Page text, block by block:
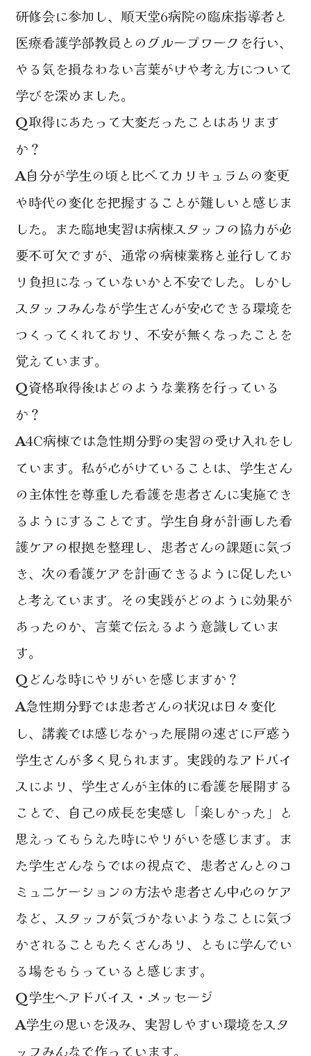
研修会に参加し、順天堂6病院の臨床指導者と
医療看護学部教員とのグループワークを行い、
やる気を損なわない言葉がけや考え方について
学びを深めました。
Q取得にあたって大変だったことはあります
か？
A自分が学生の頃と比べてカリキュラムの変更
や時代の変化を把握することが難しいと感じま
した。また臨地実習は病棟スタッフの協力が必
要不可欠ですが、通常の病棟業務と並行してお
り負担になっていないかと不安でした。しかし
スタッフみんなが学生さんが安心できる環境を
つくってくれており、不安が無くなったことを
覚えています。
Q資格取得後はどのような業務を行っている
か？
A4C病棟では急性期分野の実習の受け入れをし
ています。私が心がけていることは、学生さん
の主体性を尊重した看護を患者さんに実施でき
るようにすることです。学生自身が計画した看
護ケアの根拠を整理し、患者さんの課題に気づ
き、次の看護ケアを計画できるように促したい
と考えています。その実践がどのように効果が
あったのか、言葉で伝えるよう意識していま
す。
Q どんな時にやりがいを感じますか？
A急性期分野では患者さんの状況は日々変化
し、講義では感じなかった展開の速さに戸惑う
学生さんが多く見られます。実践的なアドバイ
スにより、学生さんが主体的に看護を展開する
ことで、自己の成長を実感し「楽しかった」と
思えってもらえた時にやりがいを感じます。ま
た学生さんならではの視点で、患者さんとのコ
ミュニケーションの方法や患者さん中心のケア
など、スタッフが気づかないようなことに気づ
かされることもたくさんあり、ともに学んでい
る場をもらっていると感じます。
Q学生へアドバイス・メッセージ
A学生の思いを汲み、実習しやすい環境をスタ
ッフみんなで作っています。